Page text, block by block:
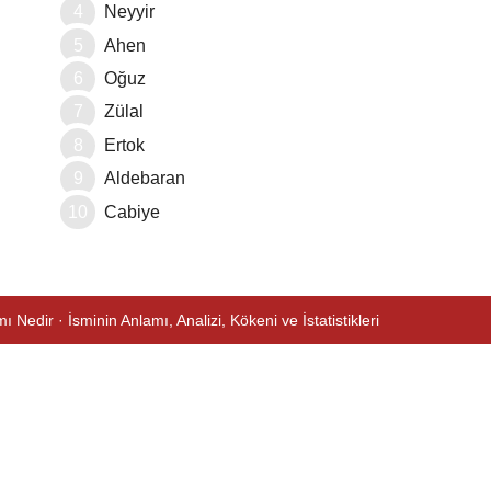
Neyyir
Ahen
Oğuz
Zülal
Ertok
Aldebaran
Cabiye
Nedir · İsminin Anlamı, Analizi, Kökeni ve İstatistikleri